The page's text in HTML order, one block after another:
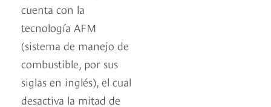
cuenta con la
tecnología AFM
(sistema de manejo de
combustible, por sus
siglas en inglés), el cual
desactiva la mitad de